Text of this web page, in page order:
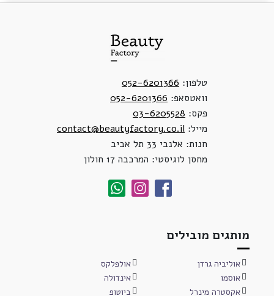
טלפון: 052-6201366
וואטסאפ: 052-6201366
פקס: 03-6205528
מייל: contact@beautyfactory.co.il
חנות: אלנבי 33 תל אביב
מחסן לוגיסטי: המרכבה 17 חולון
מותגים מובילים
אוליביה גרדן
אולפלקס
אוסמו
אינדולה
אקסטרה מינרל
ביוטופ